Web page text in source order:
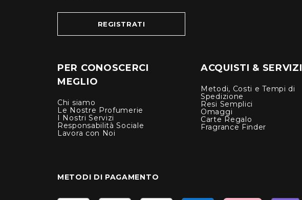
REGISTRATI
PER CONOSCERCI
MEGLIO
Chi siamo
Le Nostre Profumerie
I Nostri Servizi
Responsabilità Sociale
Lavora con Noi
ACQUISTI & SERVIZI
Metodi, Costi e Tempi di
Spedizione
Resi Semplici
Omaggi
Carte Regalo
Fragrance Finder
METODI DI PAGAMENTO